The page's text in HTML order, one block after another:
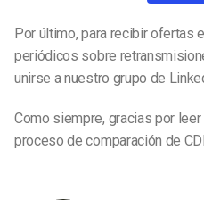
Por último, para recibir ofertas
periódicos sobre
unirse a nuestro grupo de
Como siempre, gracias por
proceso de comparación de